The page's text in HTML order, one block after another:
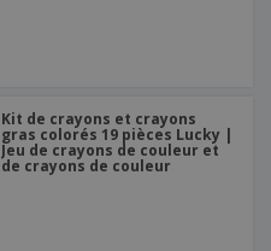
Kit de crayons et crayons
gras colorés 19 pièces Lucky |
Jeu de crayons de couleur et
de crayons de couleur